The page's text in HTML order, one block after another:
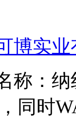
博实
称：
同时